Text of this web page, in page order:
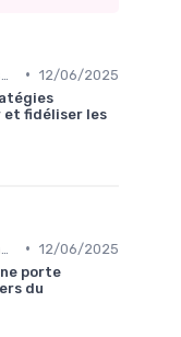
• 12/06/2025
fidéliser les
• 12/06/2025
porte
du